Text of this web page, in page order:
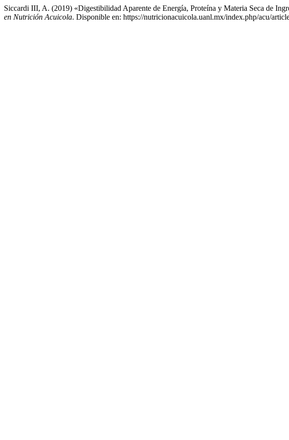
Siccardi III, A. (2019) «Digestibilidad Aparente de Energía, Proteína y Materia Seca de
en Nutrición Acuicola. Disponible en: https://nutricionacuicola.uanl.mx/index.php/acu/